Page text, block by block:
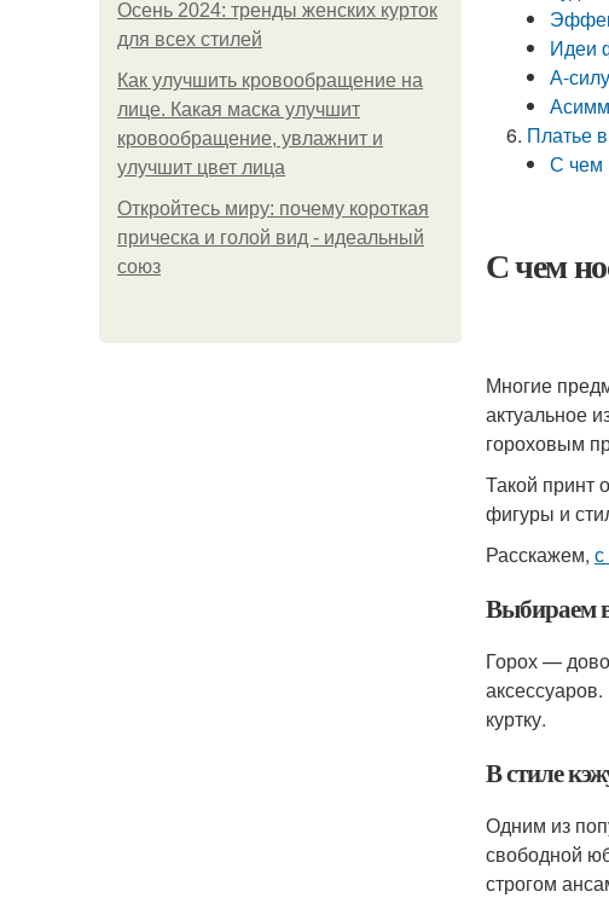
Осень 2024: тренды женских курток
для всех стилей
Как улучшить кровообращение на
лице. Какая маска улучшит
кровообращение, увлажнит и
улучшит цвет лица
Откройтесь миру: почему короткая
прическа и голой вид - идеальный
союз
Идеи
А-
Платье
С чем
С чем
Многие
актуальное
гороховым
Такой принт
фигуры и
Расскажем,
Выбираем
Горох —
куртку.
В стиле
Одним из
свободной
строгом